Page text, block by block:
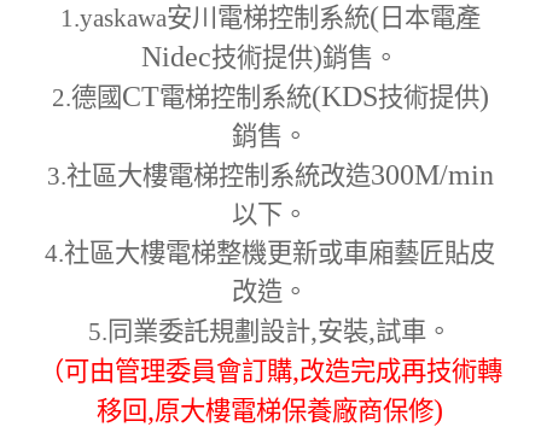
1.yaskawa安川電梯控制系統( 日本電產
Nidec技術提供)銷售。
2.德國 CT電梯控制系統(KDS技術提供)
銷售。
3.社區大樓電梯控制系統改造300M/min
以下。
4.社區大樓電梯整機更新或車廂藝匠貼皮
改造。
5. 同業委託規劃設計,安裝,試車。
（可由管理委員會訂購,改造完成再技術轉
移回,原大樓電梯保養廠商保修)